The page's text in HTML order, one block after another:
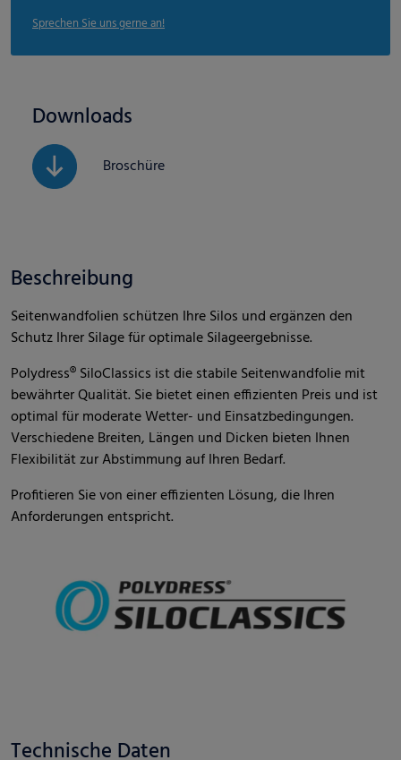
Sprechen Sie uns gerne an!
Downloads
Broschüre
Beschreibung
Seitenwandfolien schützen Ihre Silos und ergänzen den
Schutz Ihrer Silage für optimale Silageergebnisse.
Polydress® SiloClassics ist die stabile Seitenwandfolie mit
bewährter Qualität. Sie bietet einen effizienten Preis und ist
optimal für moderate Wetter- und Einsatzbedingungen.
Verschiedene Breiten, Längen und Dicken bieten Ihnen
Flexibilität zur Abstimmung auf Ihren Bedarf.
Profitieren Sie von einer effizienten Lösung, die Ihren
Anforderungen entspricht.
Technische Daten